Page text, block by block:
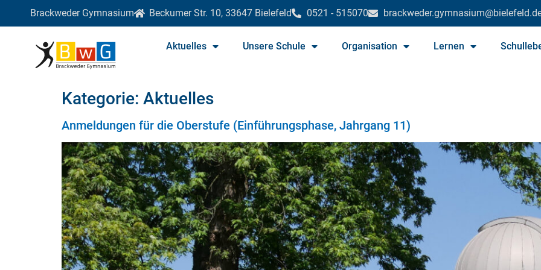
Brackweder Gymnasium Beckumer Str. 10, 33647 Bielefeld 0521 - 515070
Aktuelles Unsere Schule Organisation Lernen
Kategorie: Aktuelles
Anmeldungen für die Oberstufe (Einführungsphase, Jahrgang 11)